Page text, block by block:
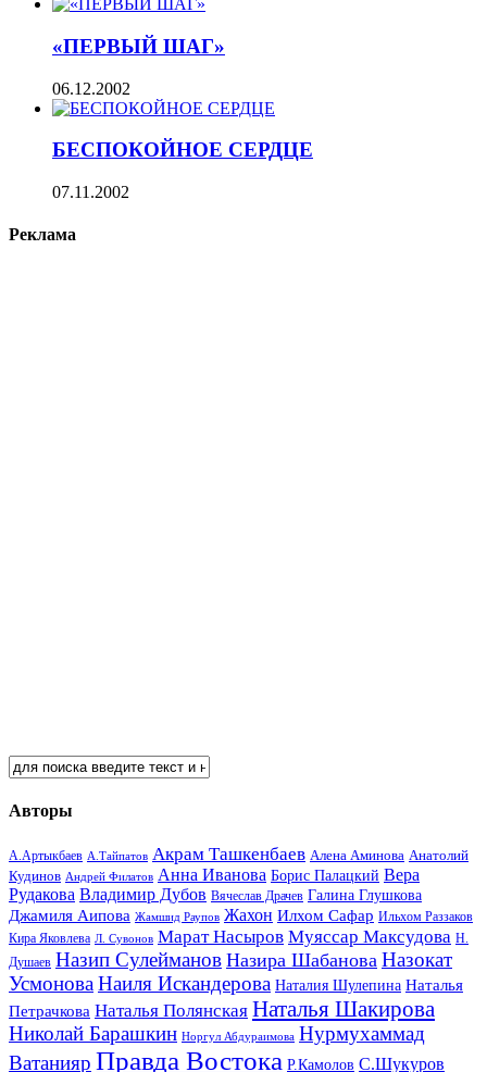
«ПЕРВЫЙ ШАГ»
06.12.2002
БЕСПОКОЙНОЕ СЕРДЦЕ
07.11.2002
Реклама
Авторы
А.Артыкбаев А.Тайпатов Акрам Ташкенбаев Алена Аминова Анатолий
Кудинов Андрей Филатов Анна Иванова Борис Палацкий Вера
Рудакова Владимир Дубов Вячеслав Драчев Галина Глушкова
Джамиля Аипова Жамшид Раупов Жахон Илхом Сафар Ильхом Раззаков
Кира Яковлева Л. Сувонов Марат Насыров Муяссар Максудова Н.
Душаев Назип Сулейманов Назира Шабанова Назокат
УсмоноваНаиля Искандерова Наталия Шулепина Наталья
Петрачкова Наталья Полянская Наталья Шакирова
Николай Барашкин Норгул Абдураимова Нурмухаммад
Ватанияр Правда Востока Р.Камолов С.Шукуров